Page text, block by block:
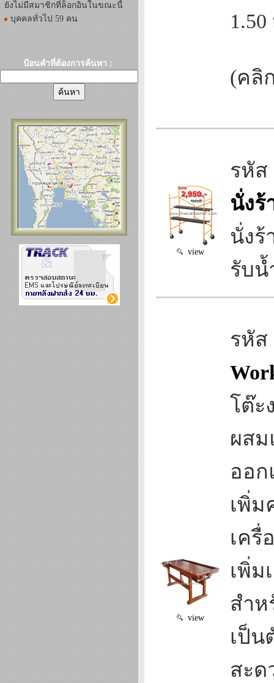
ยังไม่มีสมาชิกที่ล็อกอินในขณะนี้
บุคคลทั่วไป 59 คน
ป้อนคำที่ต้องการค้นหา :
(คลิ
view
รหัส
นั่งร้
นั่งร้
รับน้
view
รหัส
โต๊ะ
ผสม
ออ
เพิ่ม
เครื่
เพิ่ม
สำห
เป็น
สะด